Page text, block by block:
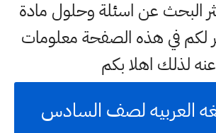
البحث عن اسئلة وحلول مادة
لكم في هذه الصفحة معلومات
عنه لذلك اهلا بكم
العربيه لصف السادس